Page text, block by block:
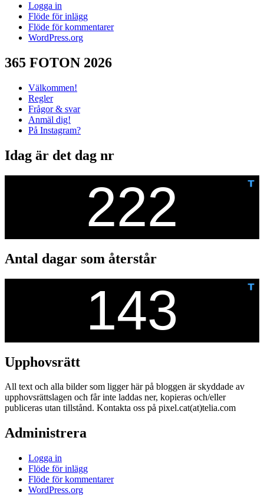
Logga in
Flöde för inlägg
Flöde för kommentarer
WordPress.org
365 FOTON 2026
Välkommen!
Regler
Frågor & svar
Anmäl dig!
På Instagram?
Idag är det dag nr
Antal dagar som återstår
Upphovsrätt
All text och alla bilder som ligger här på bloggen är skyddade av
upphovsrättslagen och får inte laddas ner, kopieras och/eller
publiceras utan tillstånd. Kontakta oss på pixel.cat(at)telia.com
Administrera
Logga in
Flöde för inlägg
Flöde för kommentarer
WordPress.org